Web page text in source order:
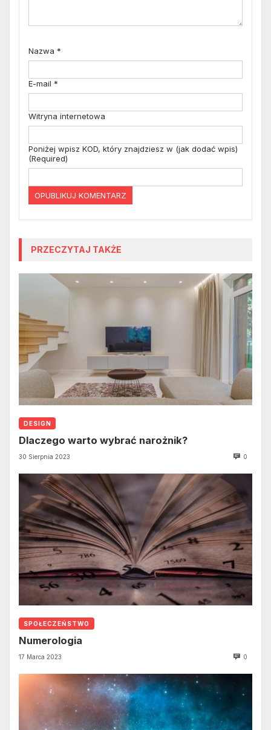
Nazwa *
E-mail *
Witryna internetowa
Poniżej wpisz KOD, który znajdziesz w (jak dodać wpis)
(Required)
PRZECZYTAJ TAKŻE
DESIGN
Dlaczego warto wybrać narożnik?
30 Sierpnia 2023 0
SPOŁECZEŃSTWO
Numerologia
17 Marca 2023 0